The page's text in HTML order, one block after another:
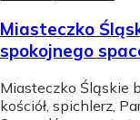
Miasteczko
spokojnego
Miasteczko Śląskie
kościół, spichlerz,